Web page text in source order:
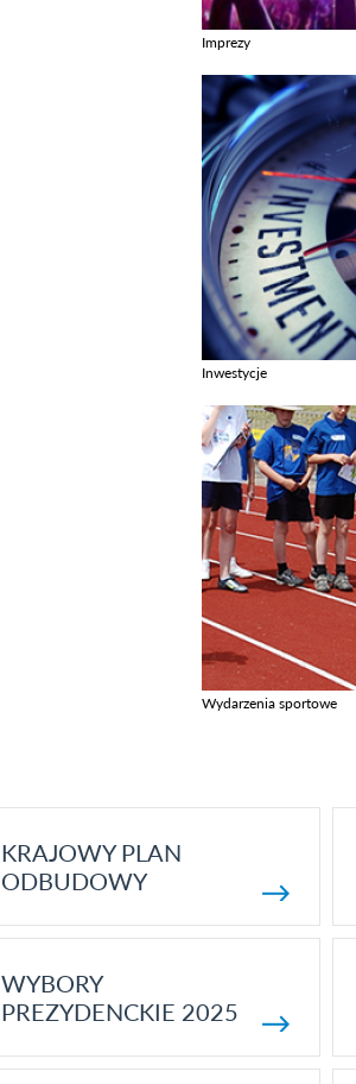
Imprezy
Inwestycje
Wydarzenia sportowe
KRAJOWY PLAN
ODBUDOWY
WYBORY
PREZYDENCKIE 2025